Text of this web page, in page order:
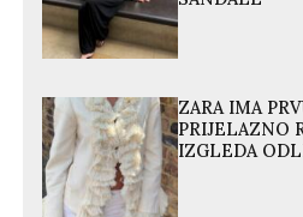
ZARA IMA
PRIJELAZNO
IZGLEDA